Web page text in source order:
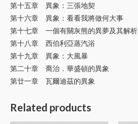
第十五章 異象：三張地契
第十六章 異象：看看我將做何大事
第十七章 一個有關灰熊的異夢及其解析
第十八章 西伯利亞蒸汽浴
第十九章 異象：大風暴
第二十章 喬治．華盛頓的異象
第廿一章 瓦爾迪茲的異象
Related products